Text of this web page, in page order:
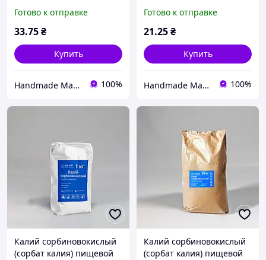
Готово к отправке
33.75₴
Купить
Handmade Market Kyiv 100%
Готово к отправке
21.25₴
Купить
Handmade Market Kyiv 100%
Калий сорбиновокислый
(сорбат калия) пищевой
Калий сорбиновокислый
(сорбат калия) пищевой